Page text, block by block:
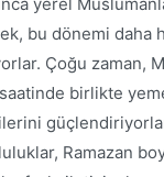
bu dönemi daha
Çoğu zaman,
birlikte
Ramazan